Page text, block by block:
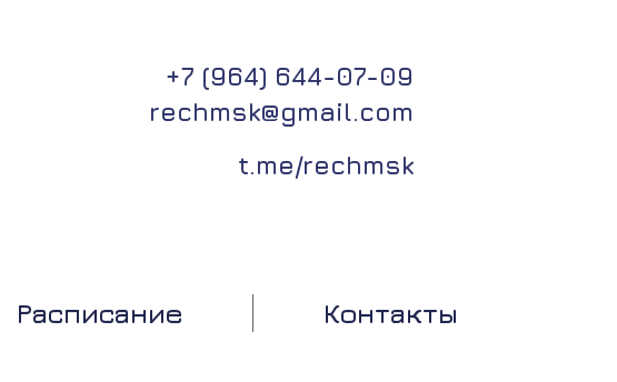
+7 (964) 644-07-09
rechmsk@gmail.com
t.me/rechmsk
Расписание Контакты